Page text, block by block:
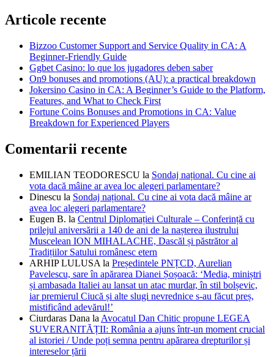
Articole recente
Bizzoo Customer Support and Service Quality in CA: A
Beginner-Friendly Guide
Ggbet Casino: lo que los jugadores deben saber
On9 bonuses and promotions (AU): a practical breakdown
Jokersino Casino in CA: A Beginner’s Guide to the Platform,
Features, and What to Check First
Fortune Coins Bonuses and Promotions in CA: Value
Breakdown for Experienced Players
Comentarii recente
EMILIAN TEODORESCU la Sondaj național. Cu cine ai
vota dacă mâine ar avea loc alegeri parlamentare?
Dinescu la Sondaj național. Cu cine ai vota dacă mâine ar
avea loc alegeri parlamentare?
Eugen B. la Centrul Diplomației Culturale – Conferință cu
prilejul aniversării a 140 de ani de la nașterea ilustrului
Muscelean ION MIHALACHE, Dascăl și păstrător al
Tradițiilor Satului românesc etern
ARHIP LULUSA la Președintele PNȚCD, Aurelian
Pavelescu, sare în apărarea Dianei Șoșoacă: ‘Media, miniștri
și ambasada Italiei au lansat un atac murdar, în stil bolșevic,
iar premierul Ciucă și alte slugi nevrednice s-au făcut preș,
mistificând adevărul!’
Ciurdaras Dana la Avocatul Dan Chitic propune LEGEA
SUVERANITĂȚII: România a ajuns într-un moment crucial
al istoriei / Unde poți semna pentru apărarea drepturilor și
intereselor țării